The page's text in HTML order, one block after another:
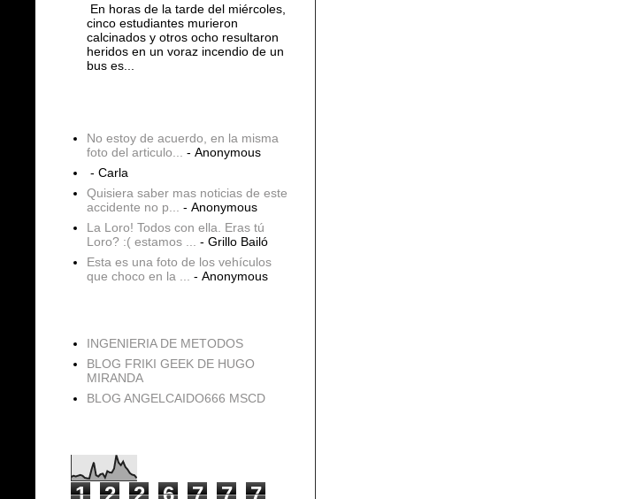
En horas de la tarde del miércoles,
cinco estudiantes murieron
calcinados y otros ocho resultaron
heridos en un voraz incendio de un
bus es...
No estoy de acuerdo, en la misma
foto del articulo...
- Anonymous
- Carla
Quisiera saber mas noticias de este
accidente no p...
- Anonymous
La Loro! Todos con ella. Eras tú
Loro? :( estamos ...
- Grillo Bailó
Esta es una foto de los vehículos
que choco en la ...
- Anonymous
INGENIERIA DE METODOS
BLOG FRIKI GEEK DE HUGO
MIRANDA
BLOG ANGELCAIDO666 MSCD